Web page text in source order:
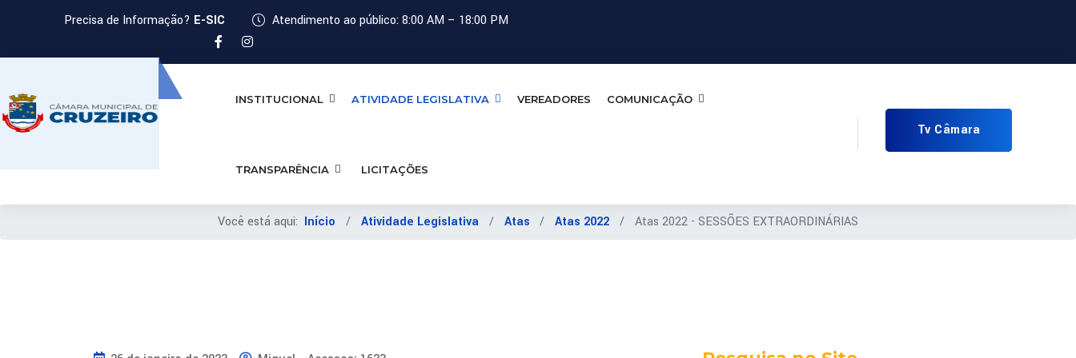
Precisa de Informação? E-SIC Atendimento ao público: 8:00 AM – 18:00 PM
INSTITUCIONAL ATIVIDADE LEGISLATIVA VEREADORES COMUNICAÇÃO
TRANSPARÊNCIA LICITAÇÕES
Tv Câmara
Você está aqui: Início Atividade Legislativa Atas Atas 2022 Atas 2022 - SESSÕES EXTRAORDINÁRIAS